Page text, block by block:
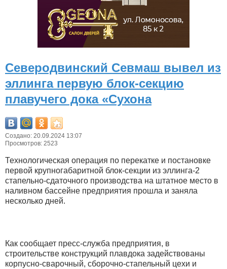
Северодвинский Севмаш вывел из
эллинга первую блок-секцию
плавучего дока «Сухона
Создано: 20.09.2024 13:07
Просмотров: 2523
Технологическая операция по перекатке и постановке
первой крупногабаритной блок-секции из эллинга-2
стапельно-сдаточного производства на штатное место в
наливном бассейне предприятия прошла и заняла
несколько дней.
Как сообщает пресс-служба предприятия, в
строительстве конструкций плавдока задействованы
корпусно-сварочный, сборочно-стапельный цехи и